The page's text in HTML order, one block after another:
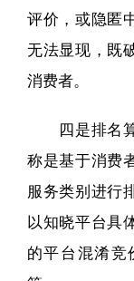
评价，或隐匿
无法显现，既
消费者。
四是排名算
称是基于消费
服务类别进行
以知晓平台具
的平台混淆竞